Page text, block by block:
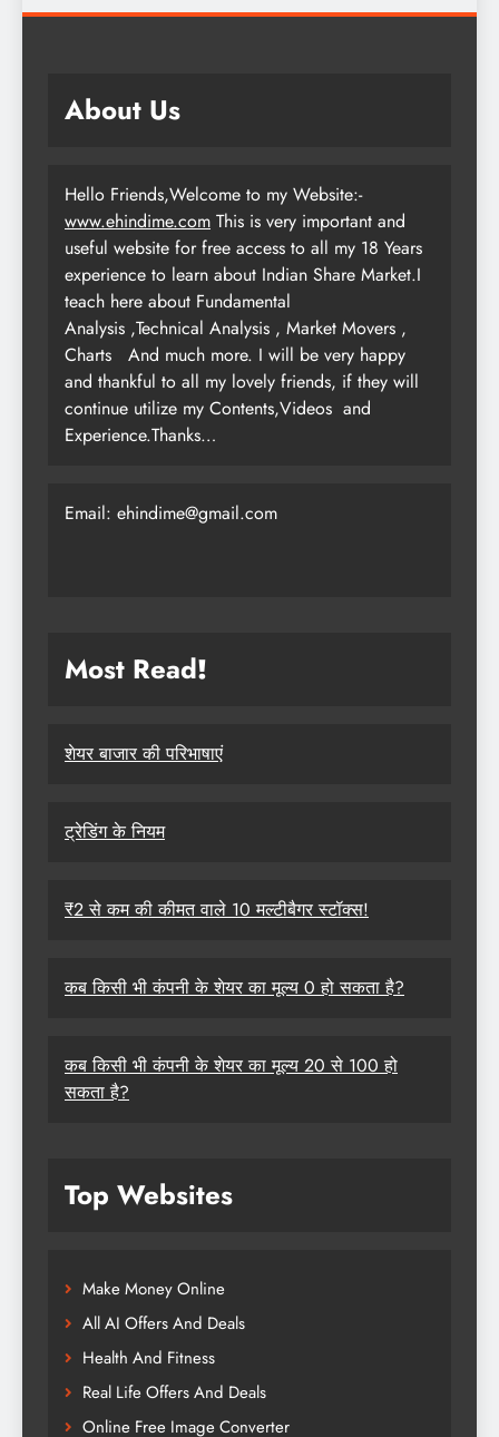
About Us
Hello Friends,Welcome to my Website:-
www.ehindime.com This is very important and
useful website for free access to all my 18 Years
experience to learn about Indian Share Market.I
teach here about Fundamental
Analysis ,Technical Analysis , Market Movers ,
Charts
And much more. I will be very happy
and thankful to all my lovely friends, if they will
continue utilize my Contents,Videos and
Experience.Thanks…
Email: ehindime@gmail.com
Most Read!
शेयर बाजार की परिभाषाएं
ट्रेडिंग के नियम
₹2 से कम की कीमत वाले 10 मल्टीबैगर स्टॉक्स!
कब किसी भी कंपनी के शेयर का मूल्य 0 हो सकता है?
कब किसी भी कंपनी के शेयर का मूल्य 20 से 100 हो
सकता है?
Top Websites
Make Money Online
All AI Offers And Deals
Health And Fitness
Real Life Offers And Deals
Online Free Image Converter